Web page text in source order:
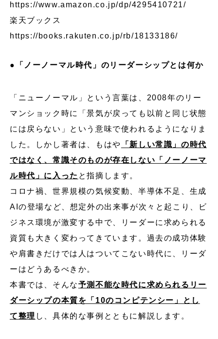
https://www.amazon.co.jp/dp/4295410721/
楽天ブックス
https://books.rakuten.co.jp/rb/18133186/
●「ノーノーマル時代」のリーダーシップとは何か
「ニューノーマル」という言葉は、2008年のリー
マンショック時に「景気が戻っても以前と同じ状態
には戻らない」という意味で使われるようになりま
した。しかし著者は、もはや
「新しい常識」の時代
ではなく、常識そのものが存在しない「ノーノーマ
ル時代」に入った と指摘します。
コロナ禍、世界規模の気候変動、半導体不足、生成
AIの登場など、想定外の出来事が次々と起こり、ビ
ジネス環境が激変する中で、リーダーに求められる
資質も大きく変わってきています。過去の成功体験
や肩書きだけでは人はついてこない時代に、リーダ
ーはどうあるべきか。
本書では、そんな予測不能な時代に求められるリー
ダーシップの本質を「10のコンピテンシー」とし
て整理 し、具体的な事例とともに解説します。